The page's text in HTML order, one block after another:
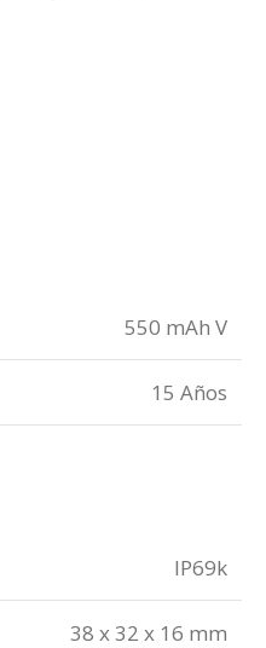
550 mAh V
15 Años
IP69k
38 x 32 x 16 mm